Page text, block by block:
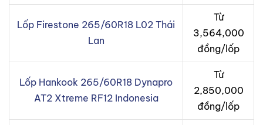
Lốp Firestone 265/60R18 L02 Thái
Lan
Từ
3,564,000
đồng/lốp
Lốp Hankook 265/60R18 Dynapro
AT2 Xtreme RF12 Indonesia
Từ
2,850,000
đồng/lốp